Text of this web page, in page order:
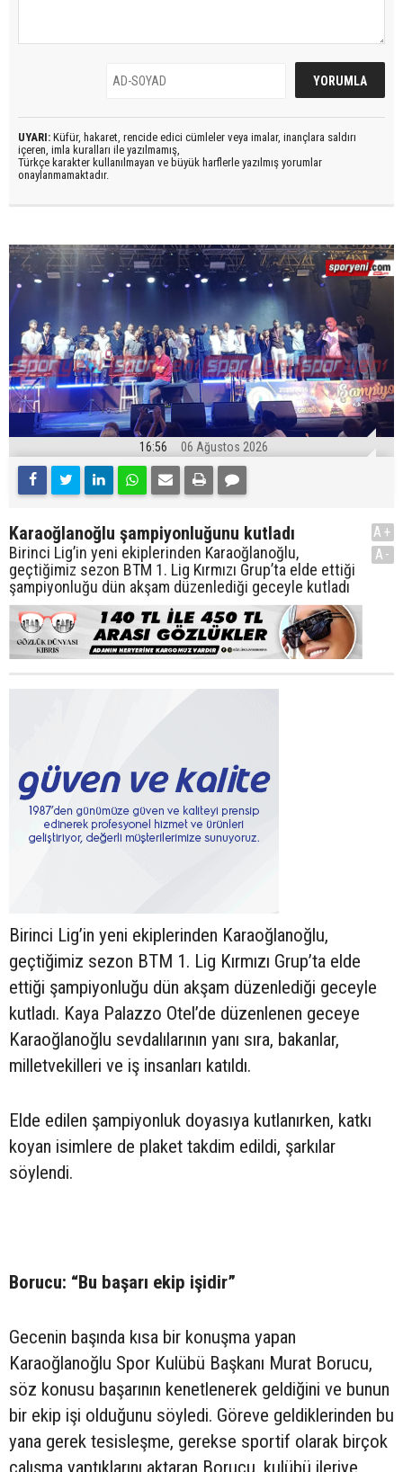
UYARI: Küfür, hakaret, rencide edici cümleler veya imalar, inançlara saldırı
içeren, imla kuralları ile yazılmamış,
Türkçe karakter kullanılmayan ve büyük harflerle yazılmış yorumlar
onaylanmamaktadır.
16:56 06 Ağustos 2026
Karaoğlanoğlu şampiyonluğunu kutladı
Birinci Lig’in yeni ekiplerinden Karaoğlanoğlu,
geçtiğimiz sezon BTM 1. Lig Kırmızı Grup’ta elde ettiği
şampiyonluğu dün akşam düzenlediği geceyle kutladı
A+
A-
Birinci Lig’in yeni ekiplerinden Karaoğlanoğlu,
geçtiğimiz sezon BTM 1. Lig Kırmızı Grup’ta elde
ettiği şampiyonluğu dün akşam düzenlediği geceyle
kutladı. Kaya Palazzo Otel’de düzenlenen geceye
Karaoğlanoğlu sevdalılarının yanı sıra, bakanlar,
milletvekilleri ve iş insanları katıldı.
Elde edilen şampiyonluk doyasıya kutlanırken, katkı
koyan isimlere de plaket takdim edildi, şarkılar
söylendi.
Borucu: “Bu başarı ekip işidir”
Gecenin başında kısa bir konuşma yapan
Karaoğlanoğlu Spor Kulübü Başkanı Murat Borucu,
söz konusu başarının kenetlenerek geldiğini ve bunun
bir ekip işi olduğunu söyledi. Göreve geldiklerinden bu
yana gerek tesisleşme, gerekse sportif olarak birçok
çalışma yaptıklarını aktaran Borucu, kulübü ileriye